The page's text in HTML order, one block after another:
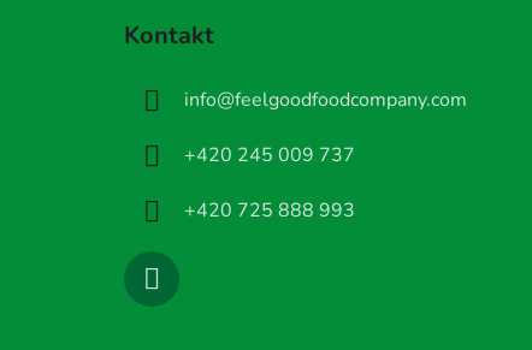
Kontakt
info@feelgoodfoodcompany.com
+420 245 009 737
+420 725 888 993